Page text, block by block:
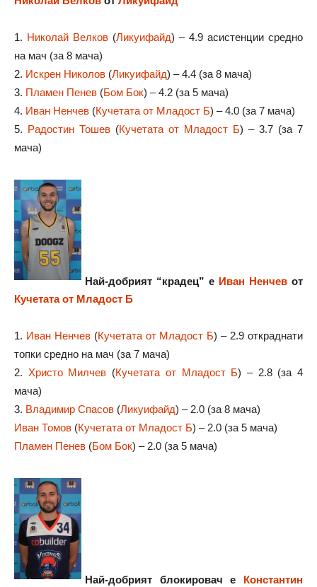
1. Николай Велков (Ликуифайд) – 4.9 асистенции средно
на мач (за 8 мача)
2. Искрен Николов (Ликуифайд) – 4.4 (за 8 мача)
3. Пламен Пенев (Бом Бок) – 4.2 (за 5 мача)
4. Иван Ненчев (Кучетата от Младост Б) – 4.0 (за 7 мача)
5. Радостин Тошев (Кучетата от Младост Б) – 3.7 (за 7
мача)
Най-добрият “крадец” е Иван Ненчев от
Кучетата от Младост Б
1. Иван Ненчев(Кучетата от Младост Б) – 2.9 откраднати
топки средно на мач (за 7 мача)
2. Христо Милчев (Кучетата от Младост Б) – 2.8 (за 4
мача)
3. Владимир Спасов (Ликуифайд) – 2.0 (за 8 мача)
Иван Томов (Кучетата от Младост Б) – 2.0 (за 5 мача)
Пламен Пенев (Бом Бок) – 2.0 (за 5 мача)
Най-добрият блокировач е Константин